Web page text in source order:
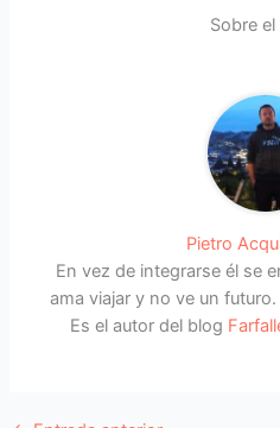
Sobre
Pietro
En vez de integrarse él se
ama viajar y no ve un
Es el autor del blog